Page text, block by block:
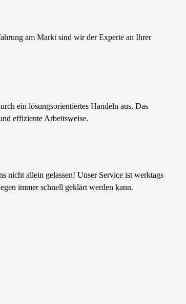
am Markt sind wir der Experte an Ihrer
ein lösungsorientiertes Handeln aus. Das
effiziente Arbeitsweise.
nicht allein gelassen! Unser Service ist werktags
immer schnell geklärt werden kann.